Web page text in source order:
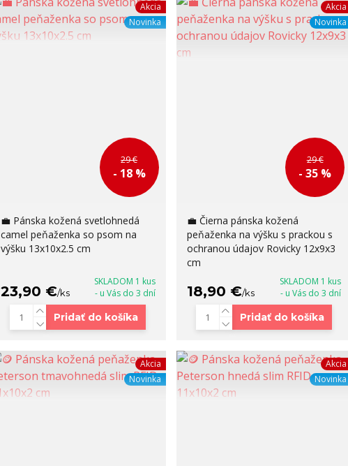
Akcia
Novinka
29 €
- 18 %
💼 Pánska kožená svetlohnedá
camel peňaženka so psom na
výšku 13x10x2.5 cm
23,90 €/ks
SKLADOM 1 kus
- u Vás do 3 dní
Pridať do košíka
Akcia
Novinka
29 €
- 35 %
💼 Čierna pánska kožená
peňaženka na výšku s prackou s
ochranou údajov Rovicky 12x9x3
cm
18,90 €/ks
SKLADOM 1 kus
- u Vás do 3 dní
Pridať do košíka
Akcia
Novinka
Akcia
Novinka